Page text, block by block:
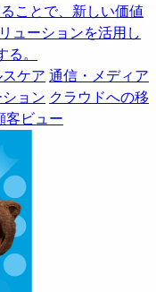
ことで、新しい価値
ューションを活用し
。
ケア 通信・メディア
ョン クラウドへの移
客ビュー